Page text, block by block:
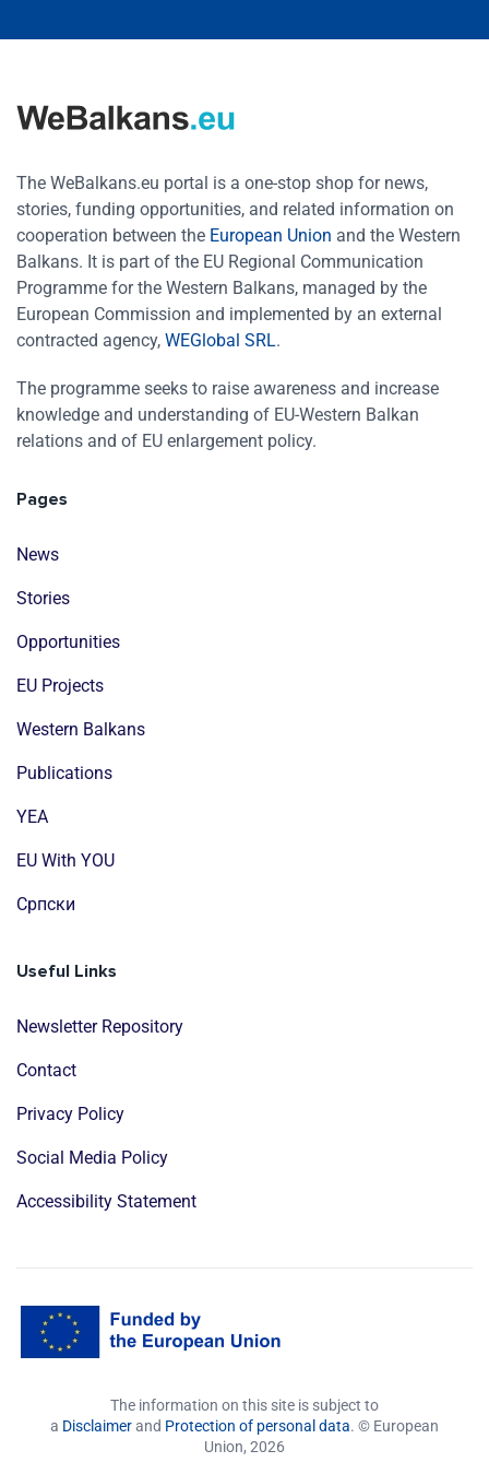
The WeBalkans.eu portal is a one-stop shop for news,
stories, funding opportunities, and related information on
cooperation between the European Union and the Western
Balkans. It is part of the EU Regional Communication
Programme for the Western Balkans, managed by the
European Commission and implemented by an external
contracted agency, WEGlobal SRL.
The programme seeks to raise awareness and increase
knowledge and understanding of EU-Western Balkan
relations and of EU enlargement policy.
Pages
News
Stories
Opportunities
EU Projects
Western Balkans
Publications
YEA
EU With YOU
Cрпски
Useful Links
Newsletter Repository
Contact
Privacy Policy
Social Media Policy
Accessibility Statement
The information on this site is subject to
a Disclaimerand Protection of personal data. © European
Union, 2026